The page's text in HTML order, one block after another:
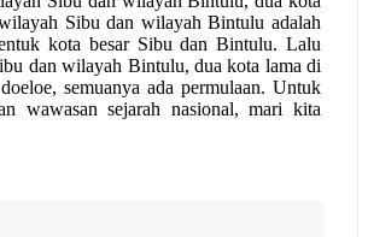
Sibu dan wilayah Bintulu adalah
kota besar Sibu dan Bintulu. Lalu
dan wilayah Bintulu, dua kota lama di
semuanya ada permulaan. Untuk
wawasan sejarah nasional, mari kita